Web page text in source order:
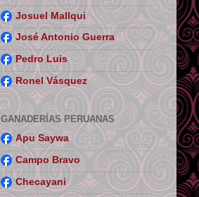
Josuel Mallqui
José Antonio Guerra
Pedro Luis
Ronel Vásquez
GANADERÍAS PERUANAS
Apu Saywa
Campo Bravo
Checayani